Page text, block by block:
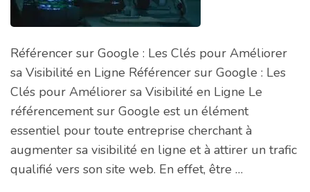
Référencer sur Google : Les Clés pour Améliorer
sa Visibilité en Ligne Référencer sur Google : Les
Clés pour Améliorer sa Visibilité en Ligne Le
référencement sur Google est un élément
essentiel pour toute entreprise cherchant à
augmenter sa visibilité en ligne et à attirer un trafic
qualifié vers son site web. En effet, être …